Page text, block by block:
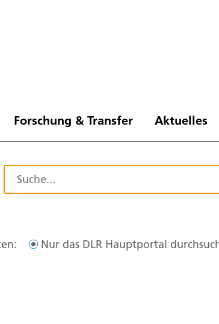
Forschung & Transfer Aktuelles
Nur das DLR Hauptportal